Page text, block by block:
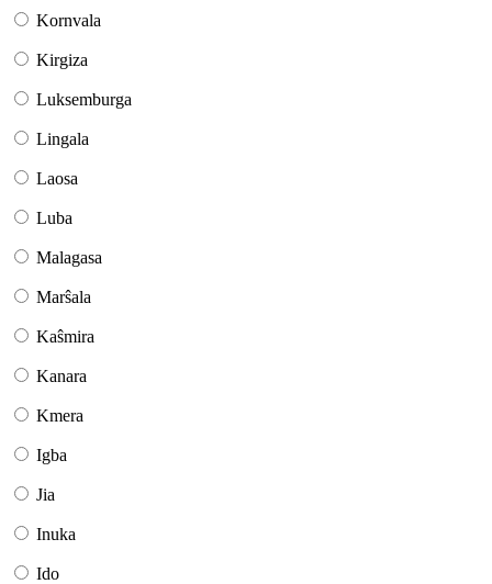
Kornvala
Kirgiza
Luksemburga
Lingala
Laosa
Luba
Malagasa
Marŝala
Kaŝmira
Kanara
Kmera
Igba
Jia
Inuka
Ido